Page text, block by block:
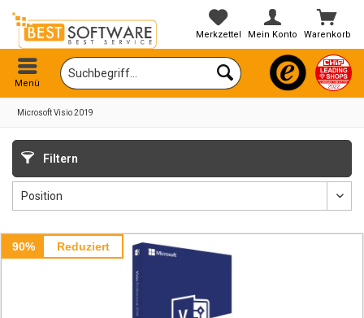
Warenkorb
Merkzettel Mein Konto
Menü
Microsoft Visio 2019
Filtern
90% Reduziert